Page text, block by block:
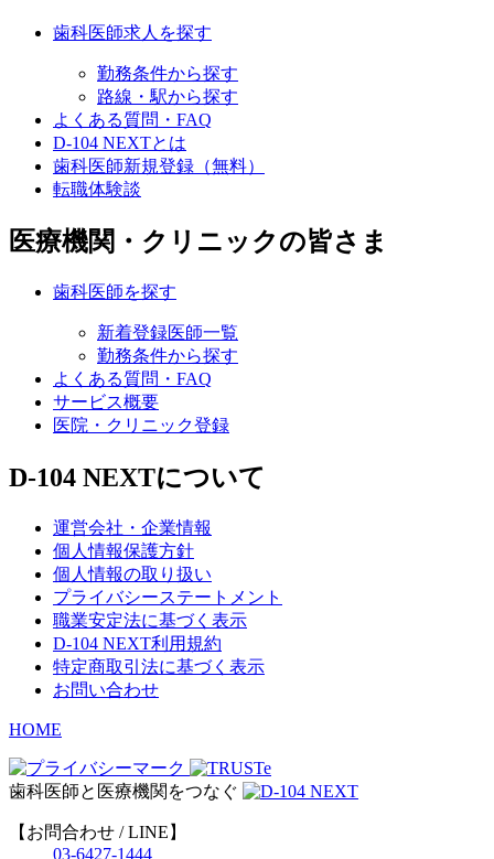
歯科医師求人を探す
勤務条件から探す
路線・駅から探す
よくある質問・FAQ
D-104 NEXTとは
歯科医師新規登録（無料）
転職体験談
医療機関・クリニックの皆さま
歯科医師を探す
新着登録医師一覧
勤務条件から探す
よくある質問・FAQ
サービス概要
医院・クリニック登録
D-104 NEXTについて
運営会社・企業情報
個人情報保護方針
個人情報の取り扱い
プライバシーステートメント
職業安定法に基づく表示
D-104 NEXT利用規約
特定商取引法に基づく表示
お問い合わせ
HOME
歯科医師と医療機関をつなぐ
【お問合わせ / LINE】
03-6427-1444